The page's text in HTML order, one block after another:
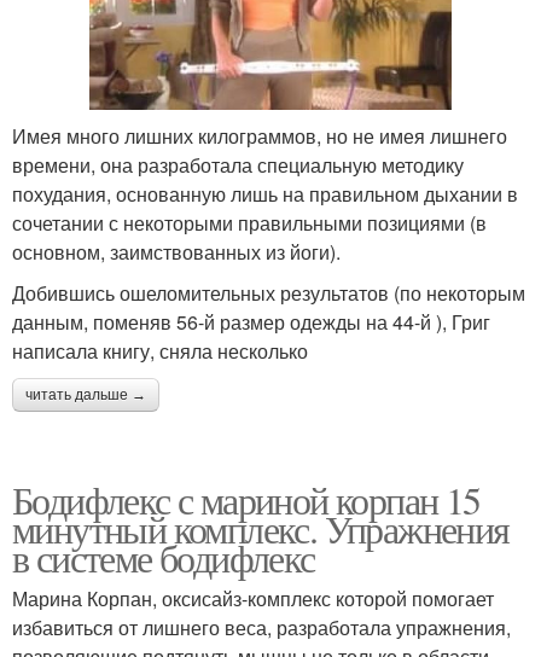
Имея много лишних килограммов, но не имея лишнего
времени, она разработала специальную методику
похудания, основанную лишь на правильном дыхании в
сочетании с некоторыми правильными позициями (в
основном, заимствованных из йоги).
Добившись ошеломительных результатов (по некоторым
данным, поменяв 56-й размер одежды на 44-й ), Григ
написала книгу, сняла несколько
читать дальше →
Бодифлекс с мариной корпан 15
минутный комплекс. Упражнения
в системе бодифлекс
Марина Корпан, оксисайз-комплекс которой помогает
избавиться от лишнего веса, разработала упражнения,